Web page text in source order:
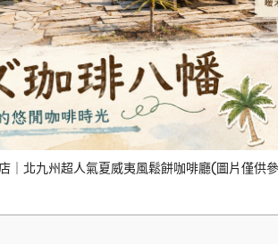
｜北九州超人氣夏威夷風鬆餅咖啡廳(圖片僅供